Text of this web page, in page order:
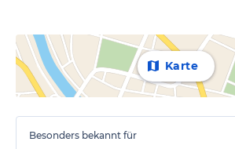
Besonders bekannt für
Karte